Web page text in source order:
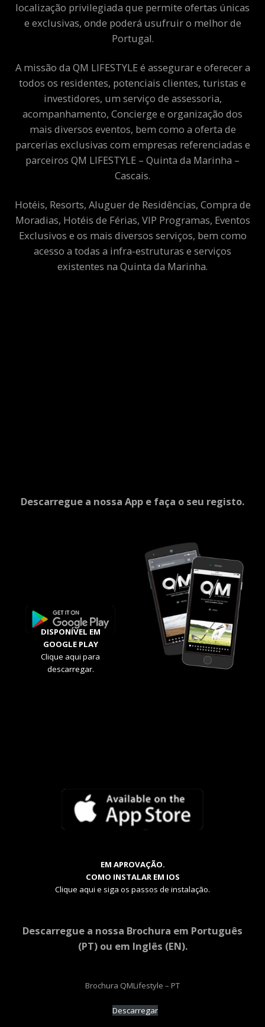
localização privilegiada que permite ofertas únicas
e exclusivas, onde poderá usufruir o melhor de
Portugal.
A missão da QM LIFESTYLE é assegurar e oferecer a
todos os residentes, potenciais clientes, turistas e
investidores, um serviço de assessoria,
acompanhamento, Concierge e organização dos
mais diversos eventos, bem como a oferta de
parcerias exclusivas com empresas referenciadas e
parceiros QM LIFESTYLE – Quinta da Marinha –
Cascais.
Hotéis, Resorts, Aluguer de Residências, Compra de
Moradias, Hotéis de Férias, VIP Programas, Eventos
Exclusivos e os mais diversos serviços, bem como
acesso a todas a infra-estruturas e serviços
existentes na Quinta da Marinha.
Descarregue a nossa App e faça o seu registo.
DISPONÍVEL EM
GOOGLE PLAY
Clique aqui para
descarregar.
EM APROVAÇÃO.
COMO INSTALAR EM IOS
Clique aqui e siga os passos de instalação.
Descarregue a nossa Brochura em Português
(PT) ou em Inglês (EN).
Brochura QMLifestyle – PT
Descarregar